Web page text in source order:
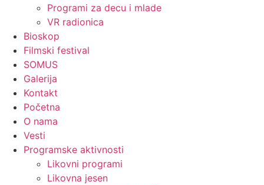
Programi za decu i mlade
VR radionica
Bioskop
Filmski festival
SOMUS
Galerija
Kontakt
Početna
O nama
Vesti
Programske aktivnosti
Likovni programi
Likovna jesen